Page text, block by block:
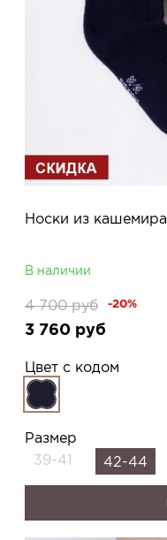
Носки из кашемира
В наличии
4 700 руб -20%
3 760 руб
Цвет с кодом
Размер
39-41
42-44